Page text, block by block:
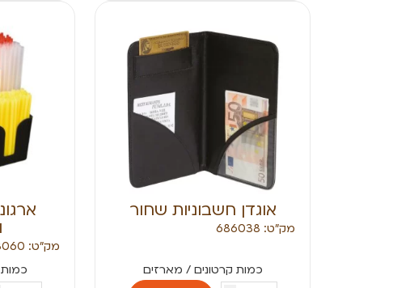
אוגדן חשבוניות שחור
מק״ט: 686038
מק״ט: 683060